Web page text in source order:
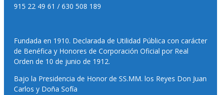
915 22 49 61 / 630 508 189
Fundada en 1910. Declarada de Utilidad Pública con carácter
de Benéfica y Honores de Corporación Oficial por Real
Orden de 10 de junio de 1912.
Bajo la Presidencia de Honor de SS.MM. los Reyes Don Juan
Carlos y Doña Sofía